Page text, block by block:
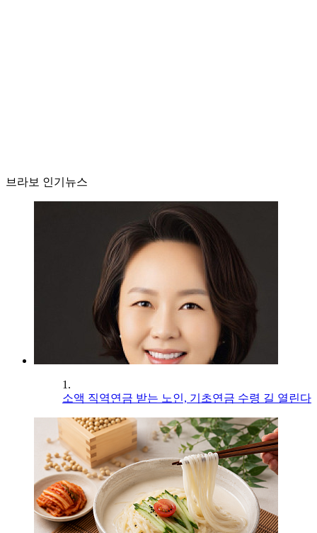
브라보 인기뉴스
1.
소액 직역연금 받는 노인, 기초연금 수령 길 열린다